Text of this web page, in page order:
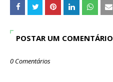
POSTAR UM COMENTÁRIO
0 Comentários